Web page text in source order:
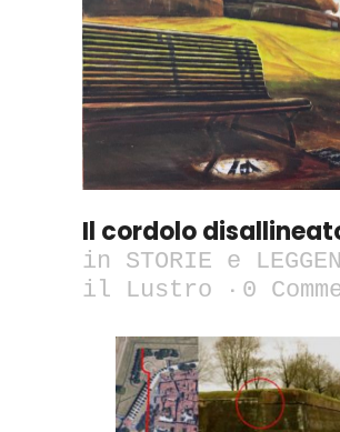
Il cordolo
in STORIE e
il Lustro
0